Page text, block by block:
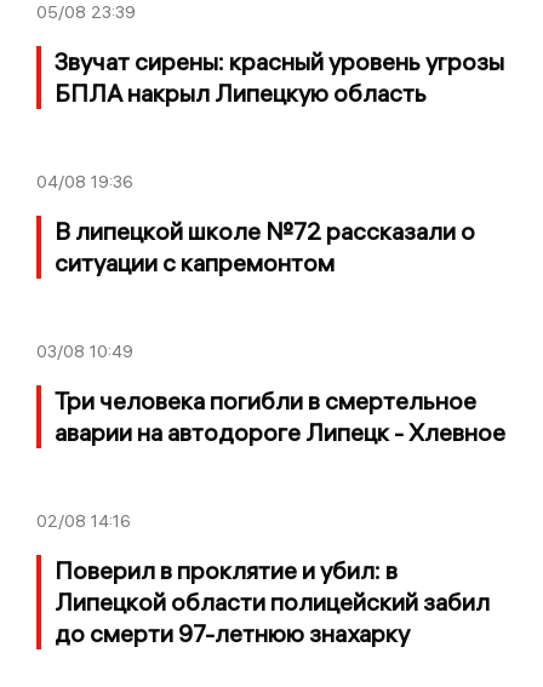
05/08 23:39
Звучат сирены: красный уровень угрозы
БПЛА накрыл Липецкую область
04/08 19:36
В липецкой школе №72 рассказали о
ситуации с капремонтом
03/08 10:49
Три человека погибли в смертельное
аварии на автодороге Липецк - Хлевное
02/08 14:16
Поверил в проклятие и убил: в
Липецкой области полицейский забил
до смерти 97-летнюю знахарку